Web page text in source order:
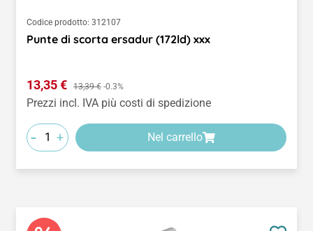
Codice prodotto: 312107
Punte di scorta ersadur (172ld) xxx
Prezzo di vendita:
13,35 € Prezzo normale:
13,39 € -0.3%
Prezzi incl. IVA più costi di spedizione
- + Nel carrello